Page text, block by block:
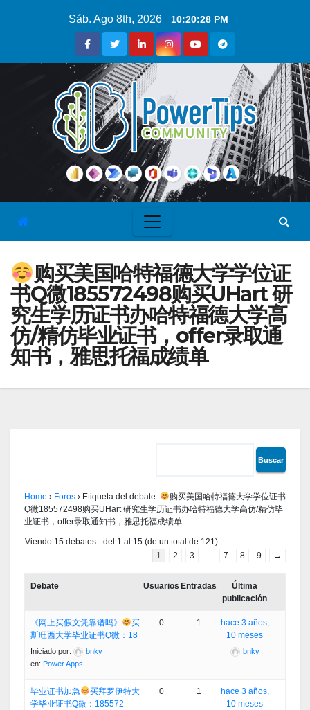
Sáb. Ago 8th, 2026 10:20:29 PM
购买美国哈特福德大学学位证
书Q微185572498购买UHart 研
究生学历证书办哈特福德大学高
仿/精仿毕业证书，offer录取通
知书，雅思托福成绩单
Home › Foros › Etiqueta del debate:
购买美国哈特福德大学学位证书
Q微185572498购买UHart 研究生学历证书办哈特福德大学高仿/精仿毕
业证书，offer录取通知书，雅思托福成绩单
Viendo 15 debates - del 1 al 15 (de un total de 121)
1
2 3 … 7 8 9 →
Debate Usuarios Entradas
Última
publicación
《网上买假文凭靠谱吗》
买
斯旺西大学毕业证书Q微：18
Iniciado por:
bnky
en: Power Apps
0 1
hace 3 años,
10 meses
bnky
毕业证书加急
买拜罗伊特大
学毕业证书Q微：185572
0 1
hace 3 años,
10 meses